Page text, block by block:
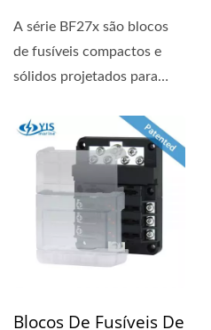
A série BF27x são blocos
de fusíveis compactos e
sólidos projetados para
Blocos De Fusíveis De